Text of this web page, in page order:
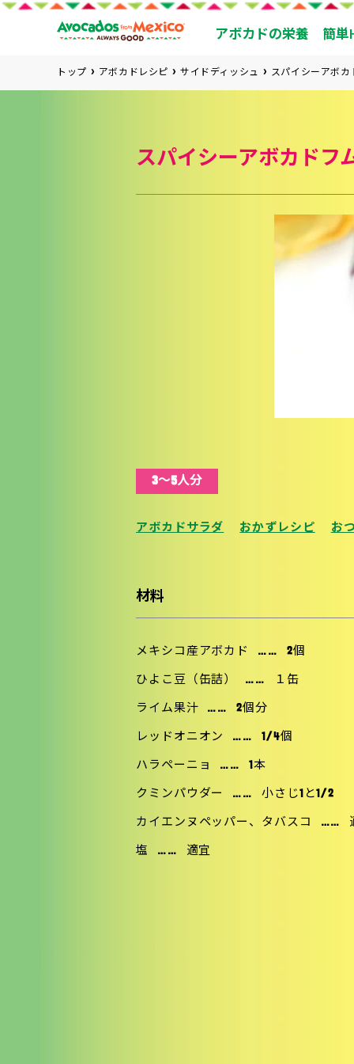
アボカドの栄養 簡単
トップ アボカドレシピ サイドディッシュ スパイシーアボカ
スパイシーアボカドフ
3〜5人分
アボカドサラダ おかずレシピ お
材料
メキシコ産アボカド …… 2個
ひよこ豆（缶詰） …… １缶
ライム果汁 …… 2個分
レッドオニオン …… 1/4個
ハラペーニョ …… 1本
クミンパウダー …… 小さじ1と1/2
カイエンヌペッパー、タバスコ ……
塩 …… 適宜